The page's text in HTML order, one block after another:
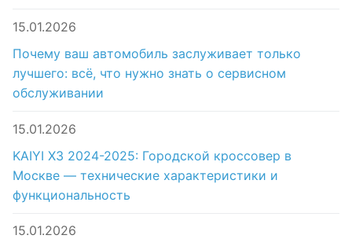
15.01.2026
Почему ваш автомобиль заслуживает только
лучшего: всё, что нужно знать о сервисном
обслуживании
15.01.2026
KAIYI X3 2024-2025: Городской кроссовер в
Москве — технические характеристики и
функциональность
15.01.2026